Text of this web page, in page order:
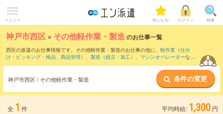
メニュー 気になる! ログイン 検索
神戸市西区 × その他軽作業・製造のお仕事一覧
西区の派遣のお仕事情報です。その他軽作業・製造のお仕事の他に、 軽作業（仕分
け・ピッキング・検品、商品管理） 、 製造（組立・加工） 、 マシンオペレーターなど
神戸市西区 / その他軽作業・製造 条件の変更
全 1 件 平均時給: 1,300 円